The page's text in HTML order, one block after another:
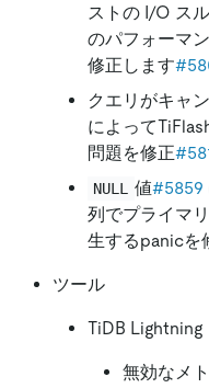
ストの I/O ス
のパフォーマ
修正します
クエリがキャ
によって
問題を修正
NULL 値#5859
列でプライマ
生するpanicを
ツール
TiDB Lightning
無効なメ